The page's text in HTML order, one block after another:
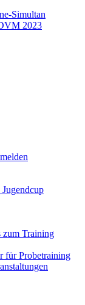
Simultan
2023
zum Training
für Probetraining